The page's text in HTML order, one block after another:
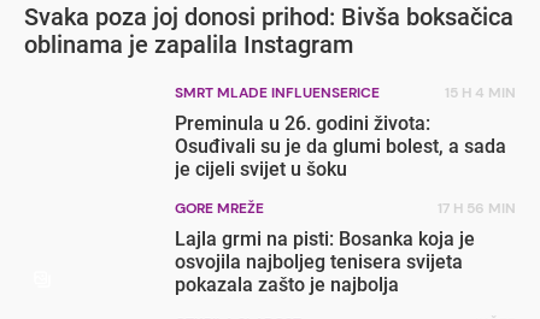
Svaka poza joj donosi prihod: Bivša boksačica
oblinama je zapalila Instagram
SMRT MLADE INFLUENSERICE 15 H 4 MIN
Preminula u 26. godini života:
Osuđivali su je da glumi bolest, a sada
je cijeli svijet u šoku
GORE MREŽE 17 H 56 MIN
Lajla grmi na pisti: Bosanka koja je
osvojila najboljeg tenisera svijeta
pokazala zašto je najbolja